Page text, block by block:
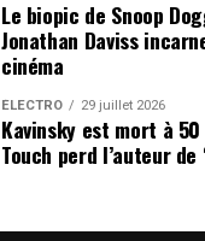
Le biopic de Snoop
Jonathan Daviss
cinéma
ÉLECTRO 29 juillet 2026
Kavinsky est mort à
Touch perd l’auteur